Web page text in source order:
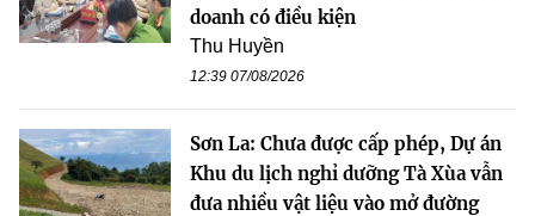
doanh có điều kiện
Thu Huyền
12:39 07/08/2026
Sơn La: Chưa được cấp phép, Dự án
Khu du lịch nghỉ dưỡng Tà Xùa vẫn
đưa nhiều vật liệu vào mở đường